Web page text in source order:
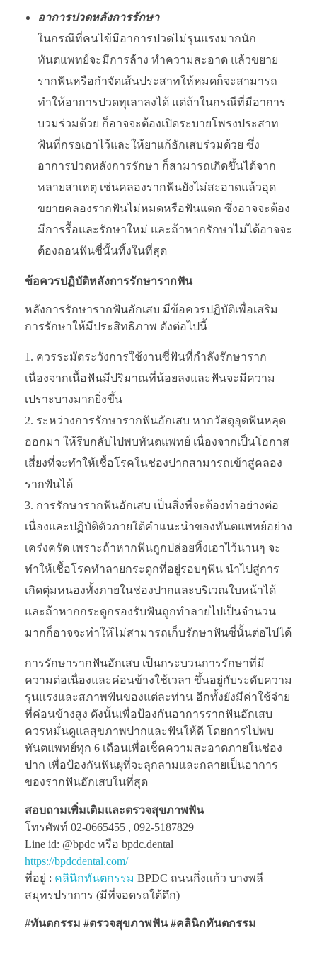
อาการปวดหลังการรักษา
ในกรณีที่คนไข้มีอาการปวดไม่รุนแรงมากนัก
ทันตแพทย์จะมีการล้าง ทำความสะอาด แล้วขยาย
รากฟันหรือกำจัดเส้นประสาทให้หมดก็จะสามารถ
ทำให้อาการปวดทุเลาลงได้ แต่ถ้าในกรณีที่มีอาการ
บวมร่วมด้วย ก็อาจจะต้องเปิดระบายโพรงประสาท
ฟันที่กรอเอาไว้และให้ยาแก้อักเสบร่วมด้วย ซึ่ง
อาการปวดหลังการรักษา ก็สามารถเกิดขึ้นได้จาก
หลายสาเหตุ เช่นคลองรากฟันยังไม่สะอาดแล้วอุด
ขยายคลองรากฟันไม่หมดหรือฟันแตก ซึ่งอาจจะต้อง
มีการรื้อและรักษาใหม่ และถ้าหากรักษาไม่ได้อาจจะ
ต้องถอนฟันซี่นั้นทิ้งในที่สุด
ข้อควรปฏิบัติหลังการรักษารากฟัน
หลังการรักษารากฟันอักเสบ มีข้อควรปฏิบัติเพื่อเสริม
การรักษาให้มีประสิทธิภาพ ดังต่อไปนี้
ควรระมัดระวังการใช้งานซี่ฟันที่กำลังรักษาราก
เนื่องจากเนื้อฟันมีปริมาณที่น้อยลงและฟันจะมีความ
เปราะบางมากยิ่งขึ้น
ระหว่างการรักษารากฟันอักเสบ หากวัสดุอุดฟันหลุด
ออกมา ให้รีบกลับไปพบทันตแพทย์ เนื่องจากเป็นโอกาส
เสี่ยงที่จะทำให้เชื้อโรคในช่องปากสามารถเข้าสู่คลอง
รากฟันได้
การรักษารากฟันอักเสบ เป็นสิ่งที่จะต้องทำอย่างต่อ
เนื่องและปฏิบัติตัวภายใต้คำแนะนำของทันตแพทย์อย่าง
เคร่งครัด เพราะถ้าหากฟันถูกปล่อยทิ้งเอาไว้นานๆ จะ
ทำให้เชื้อโรคทำลายกระดูกที่อยู่รอบๆฟัน นำไปสู่การ
เกิดตุ่มหนองทั้งภายในช่องปากและบริเวณใบหน้าได้
และถ้าหากกระดูกรองรับฟันถูกทำลายไปเป็นจำนวน
มากก็อาจจะทำให้ไม่สามารถเก็บรักษาฟันซี่นั้นต่อไปได้
การรักษารากฟันอักเสบ เป็นกระบวนการรักษาที่มี
ความต่อเนื่องและค่อนข้างใช้เวลา ขึ้นอยู่กับระดับความ
รุนแรงและสภาพฟันของแต่ละท่าน อีกทั้งยังมีค่าใช้จ่าย
ที่ค่อนข้างสูง ดังนั้นเพื่อป้องกันอาการรากฟันอักเสบ
ควรหมั่นดูแลสุขภาพปากและฟันให้ดี โดยการไปพบ
ทันตแพทย์ทุก 6 เดือนเพื่อเช็คความสะอาดภายในช่อง
ปาก เพื่อป้องกันฟันผุที่จะลุกลามและกลายเป็นอาการ
ของรากฟันอักเสบในที่สุด
สอบถามเพิ่มเติมและตรวจสุขภาพฟัน
โทรศัพท์ 02-0665455 , 092-5187829
Line id: @bpdc หรือ bpdc.dental
https://bpdcdental.com/
ที่อยู่ : คลินิกทันตกรรม BPDC ถนนกิ่งแก้ว บางพลี
สมุทรปราการ (มีที่จอดรถใต้ตึก)
#ทันตกรรม #ตรวจสุขภาพฟัน #คลินิกทันตกรรม